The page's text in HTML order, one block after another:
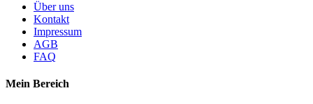
Über uns
Kontakt
Impressum
AGB
FAQ
Mein Bereich